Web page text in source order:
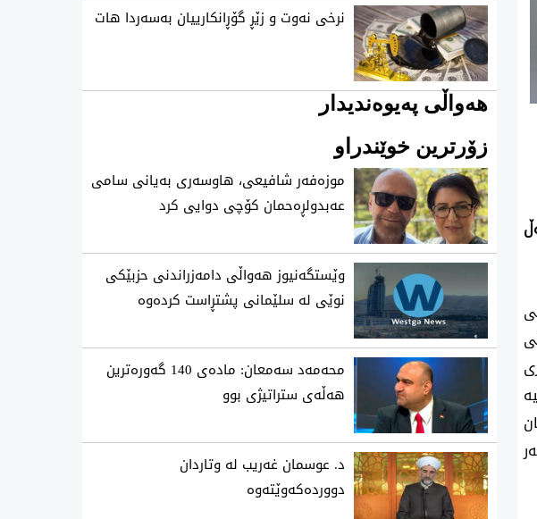
نرخی نه‌وت و زێڕ گۆڕانكارییان به‌سه‌ردا هات
هەواڵی پەیوەندیدار
زۆرترین خوێندراو
موزه‌فه‌ر شافیعی، هاوسه‌ری به‌یانی سامی
عه‌بدولڕه‌حمان كۆچی‌ دوایی كرد
وێستگەنیوز هەواڵی دامەزراندنی حزبێکی
نوێی لە سلێمانی پشتڕاست کردەوە
محه‌مه‌د سه‌معان: ماده‌ی 140 گه‌وره‌ترین
هه‌ڵه‌ی ستراتیژی‌ بوو
د. عوسمان غەریب لە وتاردان
دووردەکەوێتەوە